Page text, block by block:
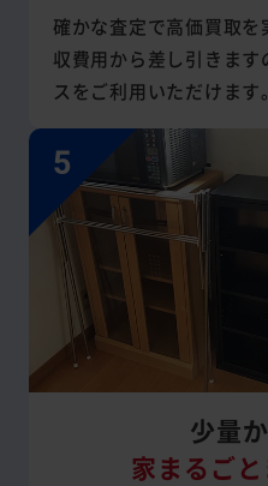
確かな査定で高価買取を
収費用から差し引きま
スをご利用いただけます。
少量
家まるご